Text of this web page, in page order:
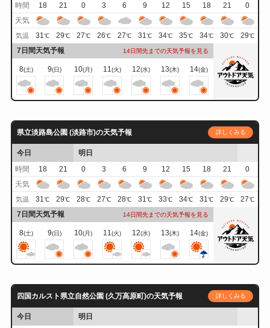
時間
18 21 0 3 6 9 12 15 18 21
0
天気
気温 31℃ 29℃ 27℃ 26℃ 27℃ 31℃ 34℃ 35℃ 34℃ 30℃ 29℃
7日間天気予報 14日間先までの天気予報を見る
8(土) 9(日) 10(月) 11 (火) 12(水) 13(木) 14(金)
県立淡路島公園 (淡路市)の天気予報 詳しくみる
今日
明日
時間
18 21 0 3 6 9 12 15 18 21
0
天気
気温 31℃ 29℃ 28℃ 27℃ 28℃ 31℃ 33℃ 34℃ 31℃ 29℃ 27℃
7日間天気予報 14日間先までの天気予報を見る
8(土) 9(日) 10(月) 11(火) 12(水) 13(木) 14(金)
四国カルスト県立自然公園 (久万高原町)の天気予報 詳しくみる
今日
明日